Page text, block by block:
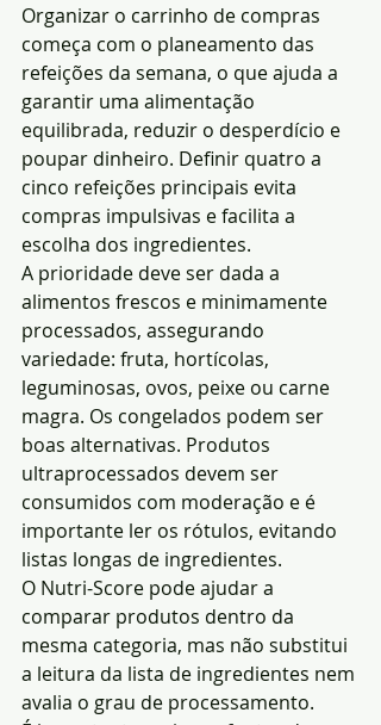
Organizar o carrinho de compras
começa com o planeamento das
refeições da semana, o que ajuda a
garantir uma alimentação
equilibrada, reduzir o desperdício e
poupar dinheiro. Definir quatro a
cinco refeições principais evita
compras impulsivas e facilita a
escolha dos ingredientes.
A prioridade deve ser dada a
alimentos frescos e minimamente
processados, assegurando
variedade: fruta, hortícolas,
leguminosas, ovos, peixe ou carne
magra. Os congelados podem ser
boas alternativas. Produtos
ultraprocessados devem ser
consumidos com moderação e é
importante ler os rótulos, evitando
listas longas de ingredientes.
O Nutri-Score pode ajudar a
comparar produtos dentro da
mesma categoria, mas não substitui
a leitura da lista de ingredientes nem
avalia o grau de processamento.